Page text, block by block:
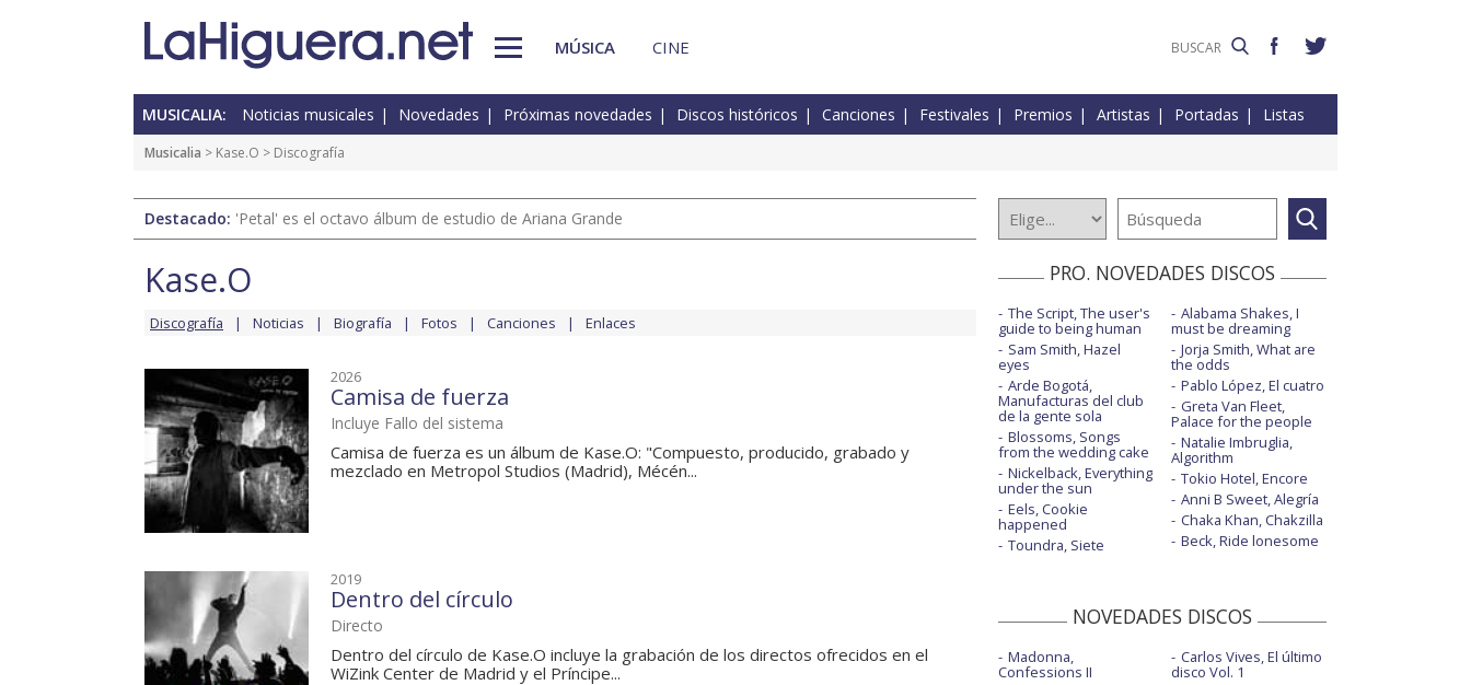
MÚSICA CINE
MUSICALIA: Noticias musicales Novedades Próximas novedades Discos históricos Canciones Festivales Premios Artistas Portadas Listas
Musicalia > Kase.O > Discografía
Destacado: 'Petal' es el octavo álbum de estudio de Ariana Grande
Kase.O
Discografía Noticias Biografía Fotos Canciones Enlaces
2026
Camisa de fuerza
Incluye Fallo del sistema
Camisa de fuerza es un álbum de Kase.O: "Compuesto, producido, grabado y
mezclado en Metropol Studios (Madrid), Mécén...
2019
Dentro del círculo
Directo
Dentro del círculo de Kase.O incluye la grabación de los directos ofrecidos en el
WiZink Center de Madrid y el Príncipe...
PRO. NOVEDADES DISCOS
The Script, The user's
guide to being human
Sam Smith, Hazel
eyes
Arde Bogotá,
Manufacturas del club
de la gente sola
Blossoms, Songs
from the wedding cake
Nickelback, Everything
under the sun
Eels, Cookie
happened
Toundra, Siete
Alabama Shakes, I
must be dreaming
Jorja Smith, What are
the odds
Pablo López, El cuatro
Greta Van Fleet,
Palace for the people
Natalie Imbruglia,
Algorithm
Tokio Hotel, Encore
Anni B Sweet, Alegría
Chaka Khan, Chakzilla
Beck, Ride lonesome
NOVEDADES DISCOS
Madonna,
Confessions II
Carlos Vives, El último
disco Vol. 1